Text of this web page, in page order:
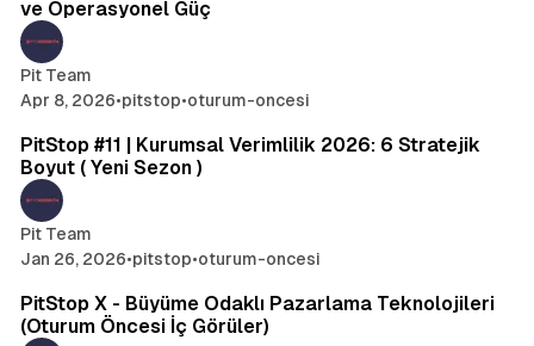
ve Operasyonel Güç
Pit Team
Apr 8, 2026•pitstop•oturum-oncesi
PitStop #11 | Kurumsal Verimlilik 2026: 6 Stratejik
Boyut ( Yeni Sezon )
Pit Team
Jan 26, 2026•pitstop•oturum-oncesi
PitStop X - Büyüme Odaklı Pazarlama Teknolojileri
(Oturum Öncesi İç Görüler)